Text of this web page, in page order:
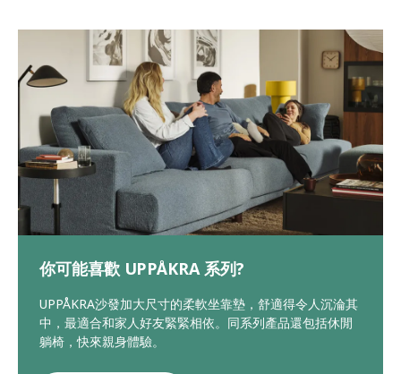
你可能喜歡 UPPÅKRA 系列?
UPPÅKRA沙發加大尺寸的柔軟坐靠墊，舒適得令人沉淪其
中，最適合和家人好友緊緊相依。同系列產品還包括休閒
躺椅，快來親身體驗。